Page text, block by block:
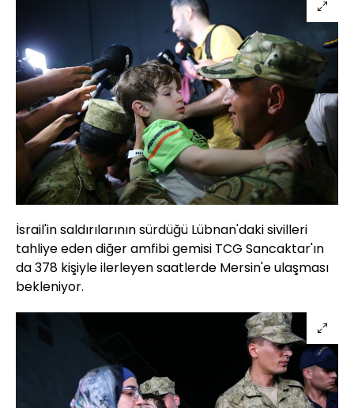
İsrail'in saldırılarının sürdüğü Lübnan'daki sivilleri
tahliye eden diğer amfibi gemisi TCG Sancaktar'ın
da 378 kişiyle ilerleyen saatlerde Mersin'e ulaşması
bekleniyor.